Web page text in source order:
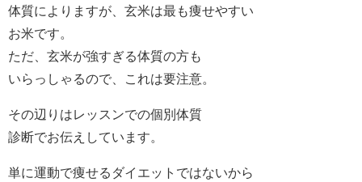
体質によりますが、玄米は最も痩せやすい
お米です。
ただ、玄米が強すぎる体質の方も
いらっしゃるので、これは要注意。
その辺りはレッスンでの個別体質
診断でお伝えしています。
単に運動で痩せるダイエットではないから